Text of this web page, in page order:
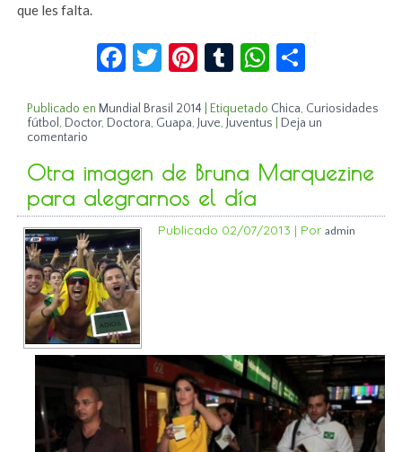
que les falta.
Facebook
Twitter
Pinterest
TumblrWhatsApp
Publicado en Mundial Brasil 2014 Etiquetado Chica, Curiosidades
fútbol , Doctor, Doctora, Guapa,Juve,Juventus
Deja un
comentario
Otra imagen de Bruna Marquezine
para alegrarnos el día
Publicado 02/07/2013 | Por admin